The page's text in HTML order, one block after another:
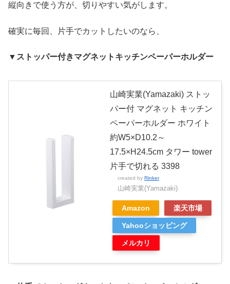
縦向きで使う方が、切りやすい気がします。
確実に毎回、片手でカットしたいのなら、
▼ストッパー付きマグネットキッチンペーパーホルダー
山崎実業(Yamazaki) ストッ
パー付 マグネット キッチン
ペーパーホルダー ホワイト
約W5×D10.2～
17.5×H24.5cm タワー tower
片手で切れる 3398
created by Rinker
山崎実業(Yamazaki)
Amazon 楽天市場
Yahooショッピング
メルカリ